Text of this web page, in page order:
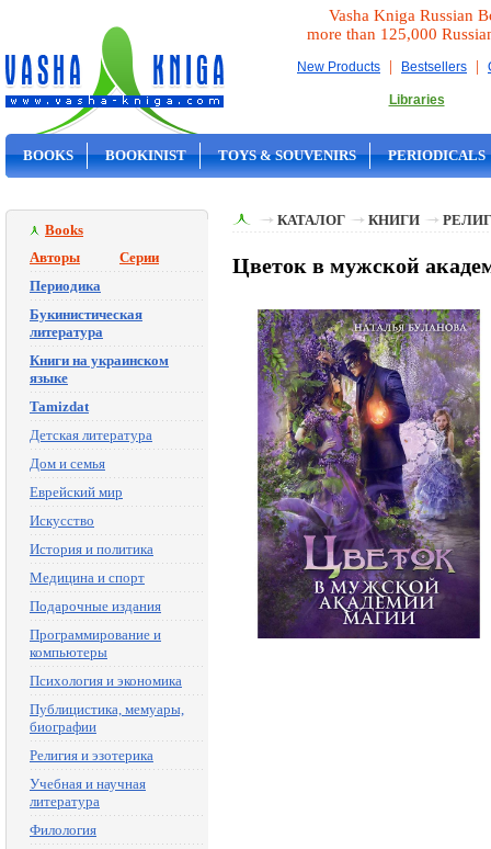
Vasha Kniga Russian
more than 125,000
New Products | Bestsellers |
Libraries
BOOKS BOOKINIST TOYS & SOUVENIRS PERIODICALS
Books
Авторы
Серии
Периодика
Букинистическая
литература
Книги на украинском
языке
Tamizdat
Детская литература
Дом и семья
Еврейский мир
Искусство
История и политика
Медицина и спорт
Подарочные издания
Программирование и
компьютеры
Психология и экономика
Публицистика, мемуары,
биографии
Религия и эзотерика
Учебная и научная
литература
Филология
КАТАЛОГ КНИГИ
Цветок в мужской